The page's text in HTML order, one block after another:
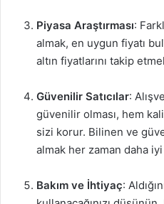
Piyasa Araştırması:
almak, en uygun fiyatı
altın fiyatlarını takip
Güvenilir Satıcılar:
güvenilir olması, hem
sizi korur. Bilinen ve
almak her zaman daha
Bakım ve İhtiyaç: